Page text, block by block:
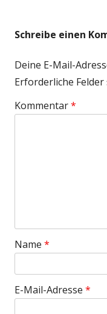
Schreibe einen
Deine E-Mail-
Erforderliche
Kommentar*
Name *
E-Mail-Adresse *